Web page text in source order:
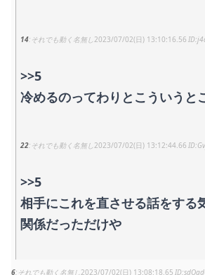
14 それでも動く名無し 2023/07/02(日) 13:10:16.56
>>5
冷めるのってわりとこういうと
22 それでも動く名無し 2023/07/02(日) 13:12:44.66
>>5
相手にこれを直させる話をする
関係だっただけや
6 それでも動く名無し 2023/07/02(日) 13:08:18.65